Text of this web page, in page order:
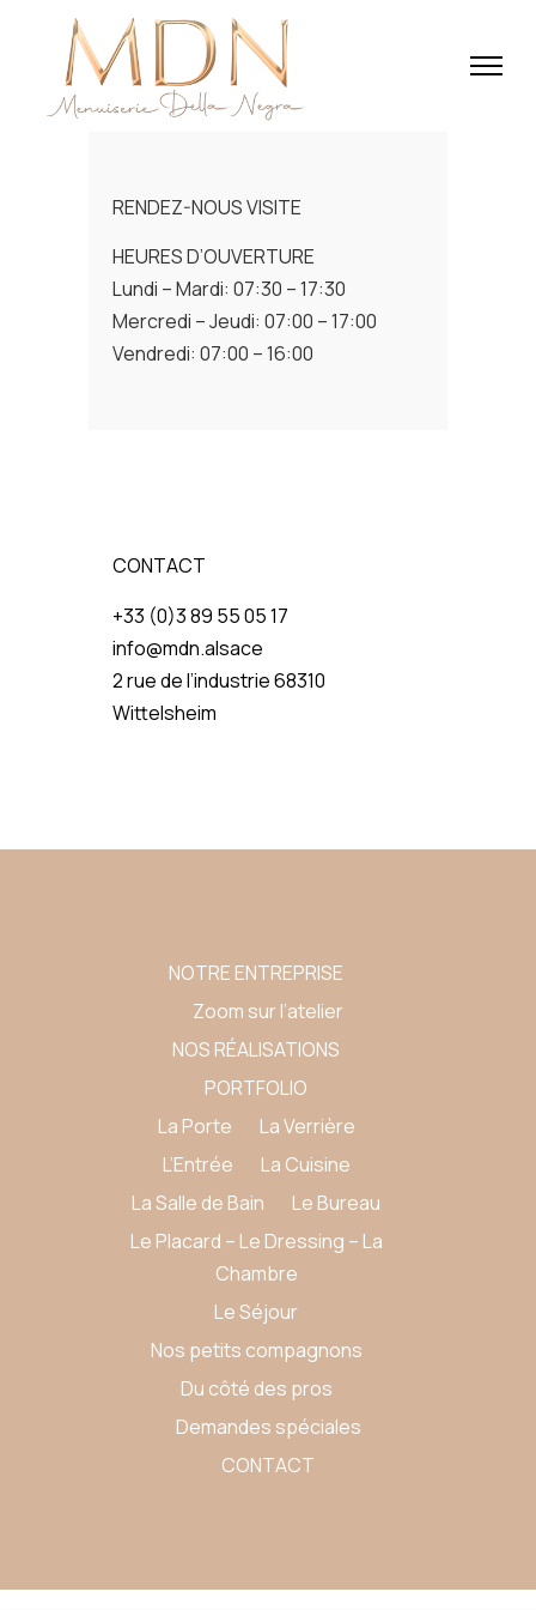
RENDEZ-NOUS VISITE
HEURES D’OUVERTURE
Lundi – Mardi: 07:30 – 17:30
Mercredi – Jeudi: 07:00 – 17:00
Vendredi: 07:00 – 16:00
CONTACT
+33 (0)3 89 55 05 17
info@mdn.alsace
2 rue de l’industrie 68310
Wittelsheim
NOTRE ENTREPRISE
Zoom sur l’atelier
NOS RÉALISATIONS
PORTFOLIO
La Porte
La Verrière
L’Entrée
La Cuisine
La Salle de Bain
Le Bureau
Le Placard – Le Dressing – La
Chambre
Le Séjour
Nos petits compagnons
Du côté des pros
Demandes spéciales
CONTACT